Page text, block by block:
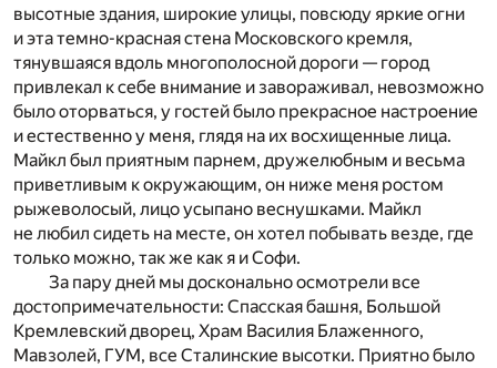
высотные здания, широкие улицы, повсюду яркие огни
и эта темно-красная стена Московского кремля,
тянувшаяся вдоль многополосной дороги — город
привлекал к себе внимание и завораживал, невозможно
было оторваться, у гостей было прекрасное настроение
и естественно у меня, глядя на их восхищенные лица.
Майкл был приятным парнем, дружелюбным и весьма
приветливым к окружающим, он ниже меня ростом
рыжеволосый, лицо усыпано веснушками. Майкл
не любил сидеть на месте, он хотел побывать везде, где
только можно, так же как я и Софи.
За пару дней мы досконально осмотрели все
достопримечательности: Спасская башня, Большой
Кремлевский дворец, Храм Василия Блаженного,
Мавзолей, ГУМ, все Сталинские высотки. Приятно было